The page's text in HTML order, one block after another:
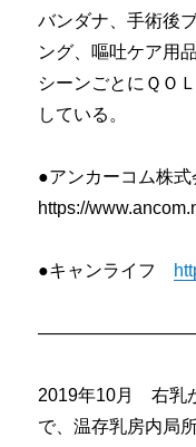
バンダナ、手術後
ング、嘔吐ケア用
シーンごとにＱＯ
している。
●アンカーコム株
https://
●キャンライフ
2019年10月 右乳
で、温存乳房内局